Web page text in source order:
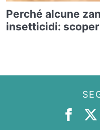
Perché alcune
insetticidi: